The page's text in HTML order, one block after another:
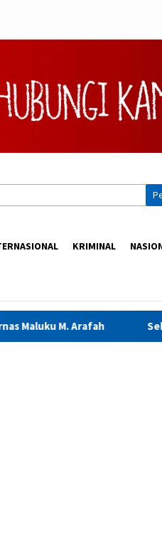
KRIMINAL
Sebanyak 922